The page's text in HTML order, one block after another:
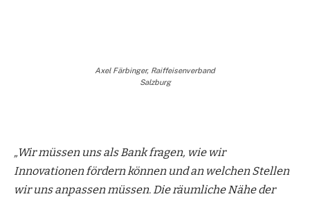
Axel Färbinger, Raiffeisenverband
Salzburg
„Wir müssen uns als Bank fragen, wie wir
Innovationen fördern können und an welchen Stellen
wir uns anpassen müssen. Die räumliche Nähe der